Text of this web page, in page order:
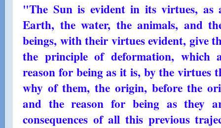
"The Sun is evident in its virtues, as
Earth, the water, the animals, and
beings, with their virtues evident, give
the principle of deformation, which
reason for being as it is, by the virtues
why of them, the origin, before the
and the reason for being as they
consequences of all this previous